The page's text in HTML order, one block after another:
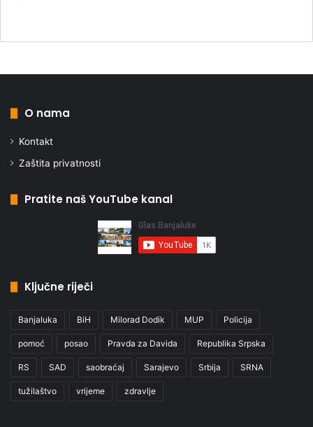
O nama
Kontakt
Zaštita privatnosti
Pratite naš YouTube kanal
Ključne riječi
Banjaluka BiH Milorad Dodik MUP Policija
pomoć posao Pravda za Davida Republika Srpska
RS SAD saobraćaj Sarajevo Srbija SRNA
tužilaštvo vrijeme zdravlje